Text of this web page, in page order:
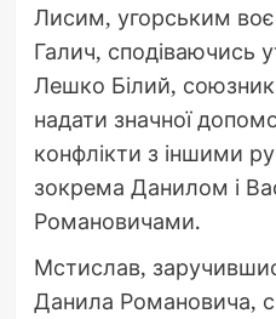
Лисим, угорським
Галич, сподіваючись
Лешко Білий, союзник
надати значної
конфлікти з іншими
зокрема Данилом і
Романовичами.
Мстислав,
Данила Романовича,